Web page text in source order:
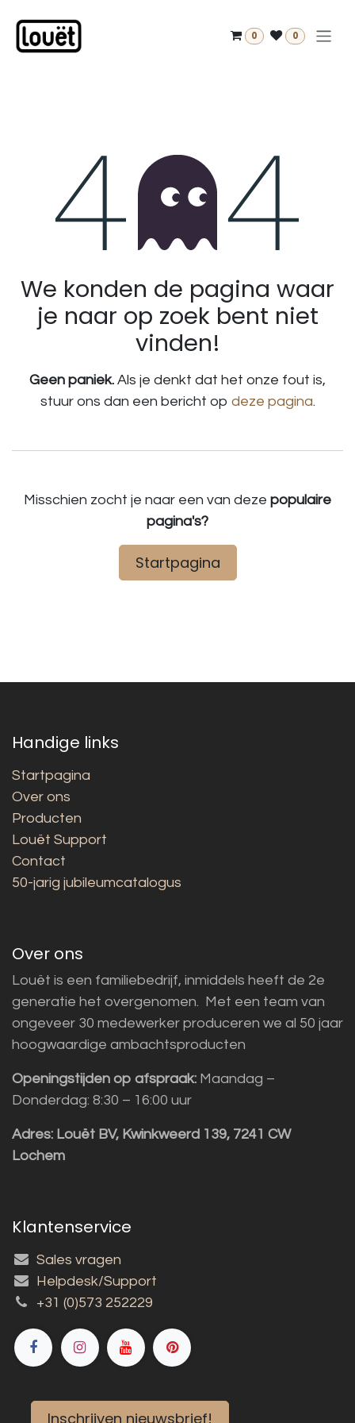
0 0
Fout 404
We konden de pagina waar
je naar op zoek bent niet
vinden!
Geen paniek. Als je denkt dat het onze fout is,
stuur ons dan een bericht op deze pagina.
Misschien zocht je naar een van deze populaire
pagina's?
Startpagina
Handige links
Startpagina
Over ons
Producten
Louët Support
Contact
50-jarig jubileumcatalogus
Over ons
Louët is een familiebedrijf, inmiddels heeft de 2e
generatie het overgenomen. Met een team van
ongeveer 30 medewerker produceren we al 50 jaar
hoogwaardige ambachtsproducten
Openingstijden op afspraak: Maandag –
Donderdag: 8:30 – 16:00 uur
Adres: Louët BV, Kwinkweerd 139, 7241 CW
Lochem
Klantenservice
Sales vragen
Helpdesk/Support
+31 (0)573 252229
Inschrijven nieuwsbrief!